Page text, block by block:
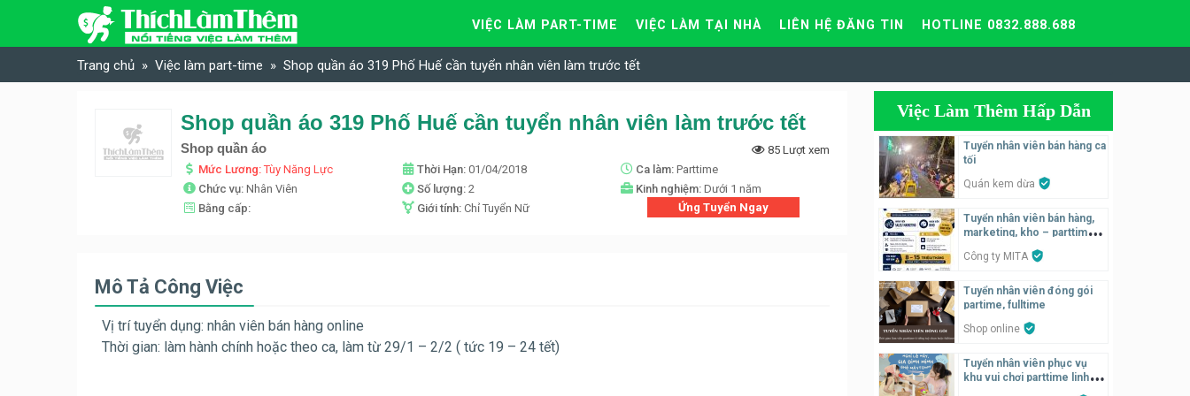
Skip to content
VIỆC LÀM PART-TIME VIỆC LÀM TẠI NHÀ LIÊN HỆ ĐĂNG TIN HOTLINE 0832.888.688
Trang chủ Việc làm part-time Shop quần áo 319 Phố Huế cần tuyển nhân viên làm trước tết
Shop quần áo 319 Phố Huế cần tuyển nhân viên làm trước tết
Shop quần áo
85 Lượt xem
Mức Lương:Tùy Năng Lực Thời Hạn: 01/04/2018 Ca làm: Parttime
Chức vụ: Nhân Viên Số lượng: 2 Kinh nghiệm: Dưới 1 năm
Bằng cấp:
Giới tính: Chỉ Tuyển Nữ Ứng Tuyển Ngay
Mô Tả Công Việc
Vị trí tuyển dụng: nhân viên bán hàng online
Thời gian: làm hành chính hoặc theo ca, làm từ 29/1 – 2/2 ( tức 19 – 24 tết)
Việc Làm Thêm Hấp Dẫn
Tuyển nhân viên bán hàng ca
tối
Quán kem dừa
Tuyển nhân viên bán hàng,
marketing, kho – parttime,
Công ty MITA
Tuyển nhân viên đóng gói
partime, fulltime
Shop online
Tuyển nhân viên phục vụ
khu vui chơi parttime linh